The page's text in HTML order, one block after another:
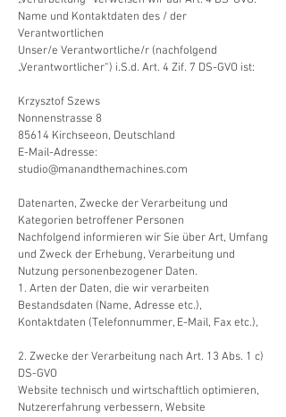
Name und Kontaktdaten des / der
Verantwortlichen
Unser/e Verantwortliche/r (nachfolgend
„Verantwortlicher“) i.S.d. Art. 4 Zif. 7 DS-GVO ist:
Krzysztof Szews
Nonnenstrasse 8
85614 Kirchseeon, Deutschland
E-Mail-Adresse:
studio@manandthemachines.com
Datenarten, Zwecke der Verarbeitung und
Kategorien betroffener Personen
Nachfolgend informieren wir Sie über Art, Umfang
und Zweck der Erhebung, Verarbeitung und
Nutzung personenbezogener Daten.
1. Arten der Daten, die wir verarbeiten
Bestandsdaten (Name, Adresse etc.),
Kontaktdaten (Telefonnummer, E-Mail, Fax etc.),
2. Zwecke der Verarbeitung nach Art. 13 Abs. 1 c)
DS-GVO
Website technisch und wirtschaftlich optimieren,
Nutzererfahrung verbessern, Website